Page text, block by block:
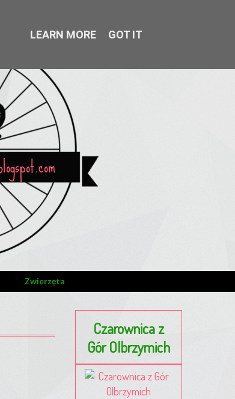
Zwierzęta
Czarownica z
Gór Olbrzymich
LEARN MORE GOT IT